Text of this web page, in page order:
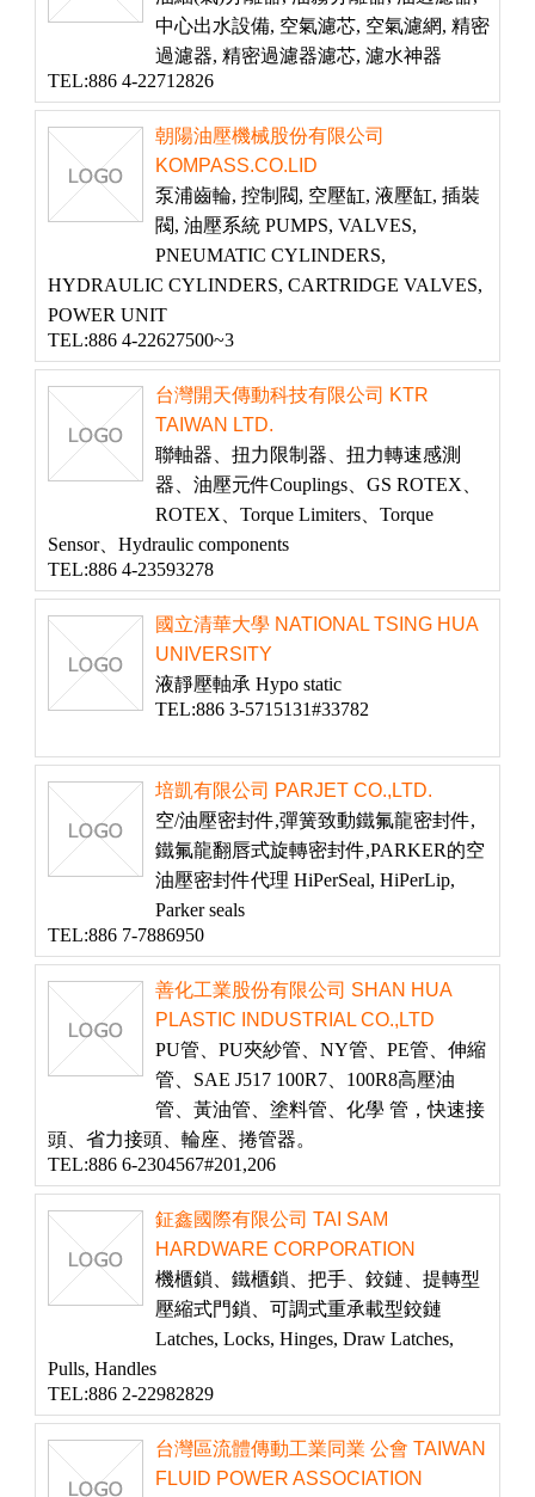
中心出水設備, 空氣濾芯, 空氣濾網, 精密
過濾器, 精密過濾器濾芯, 濾水神器
TEL:886 4-22712826
朝陽油壓機械股份有限公司
KOMPASS.CO.LID
泵浦齒輪, 控制閥, 空壓缸, 液壓缸, 插裝
閥, 油壓系統 PUMPS, VALVES,
PNEUMATIC CYLINDERS,
HYDRAULIC CYLINDERS, CARTRIDGE VALVES,
POWER UNIT
TEL:886 4-22627500~3
台灣開天傳動科技有限公司 KTR
TAIWAN LTD.
聯軸器、扭力限制器、扭力轉速感測
器、油壓元件Couplings、GS ROTEX、
ROTEX、Torque Limiters、Torque
Sensor、Hydraulic components
TEL:886 4-23593278
國立清華大學 NATIONAL TSING HUA
UNIVERSITY
液靜壓軸承 Hypo static
TEL:886 3-5715131#33782
培凱有限公司 PARJET CO.,LTD.
空/油壓密封件,彈簧致動鐵氟龍密封件,
鐵氟龍翻唇式旋轉密封件,PARKER的空
油壓密封件代理 HiPerSeal, HiPerLip,
Parker seals
TEL:886 7-7886950
善化工業股份有限公司 SHAN HUA
PLASTIC INDUSTRIAL CO.,LTD
PU管、PU夾紗管、NY管、PE管、伸縮
管、SAE J517 100R7、100R8高壓油
管、黃油管、塗料管、化學 管，快速接
頭、省力接頭、輪座、捲管器。
TEL:886 6-2304567#201,206
鉦鑫國際有限公司 TAI SAM
HARDWARE CORPORATION
機櫃鎖、鐵櫃鎖、把手、鉸鏈、提轉型
壓縮式門鎖、可調式重承載型鉸鏈
Latches, Locks, Hinges, Draw Latches,
Pulls, Handles
TEL:886 2-22982829
台灣區流體傳動工業同業 公會 TAIWAN
FLUID POWER ASSOCIATION